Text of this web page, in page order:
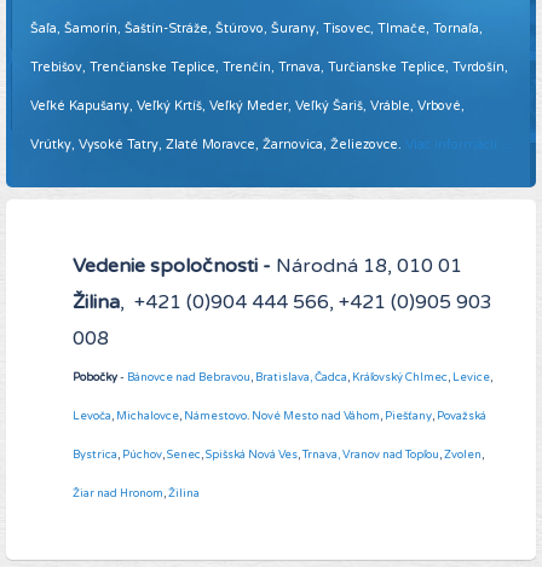
Šaľa, Šamorín, Šaštín-Stráže, Štúrovo, Šurany, Tisovec, Tlmače, Tornaľa,
Trebišov, Trenčianske Teplice, Trenčín, Trnava, Turčianske Teplice, Tvrdošín,
Veľké Kapušany, Veľký Krtíš, Veľký Meder, Veľký Šariš, Vráble, Vrbové,
Vrútky, Vysoké Tatry, Zlaté Moravce, Žarnovica, Želiezovce. Viac informácií ...
Vedenie spoločnosti - Národná 18, 010 01
Žilina, +421 (0)904 444 566, +421 (0)905 903
008
Pobočky- Bánovce nad Bebravou, Bratislava,Čadca, Kráľovský Chlmec, Levice,
Levoča, Michalovce, Námestovo. Nové Mesto nad Váhom, Piešťany, Považská
Bystrica, Púchov,Senec,Spišská Nová Ves,Trnava,Vranov nad Topľou,Zvolen,
Žiar nad Hronom,Žilina